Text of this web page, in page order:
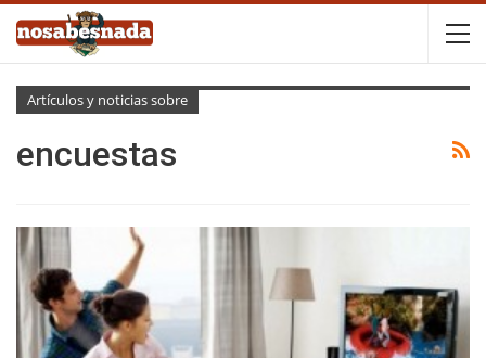
Artículos y noticias sobre
encuestas